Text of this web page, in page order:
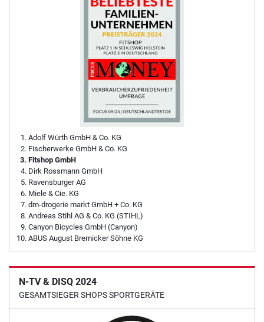
Adolf Würth GmbH & Co. KG
Fischerwerke GmbH & Co. KG
Fitshop GmbH
Dirk Rossmann GmbH
Ravensburger AG
Miele & Cie. KG
dm-drogerie markt GmbH + Co. KG
Andreas Stihl AG & Co. KG (STIHL)
Canyon Bicycles GmbH (Canyon)
ABUS August Bremicker Söhne KG
N-TV & DISQ 2024
GESAMTSIEGER SHOPS SPORTGERÄTE